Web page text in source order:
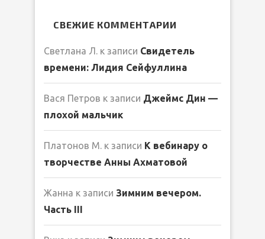
СВЕЖИЕ КОММЕНТАРИИ
Светлана Л. к записи Свидетель
времени: Лидия Сейфуллина
Вася Петров к записи Джеймс Дин —
плохой мальчик
Платонов М. к записи К вебинару о
творчестве Анны Ахматовой
Жанна к записи Зимним вечером.
Часть III